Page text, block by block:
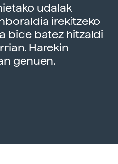
udalak
irekitzeko
bide batez hitzaldi
Harekin
genuen.